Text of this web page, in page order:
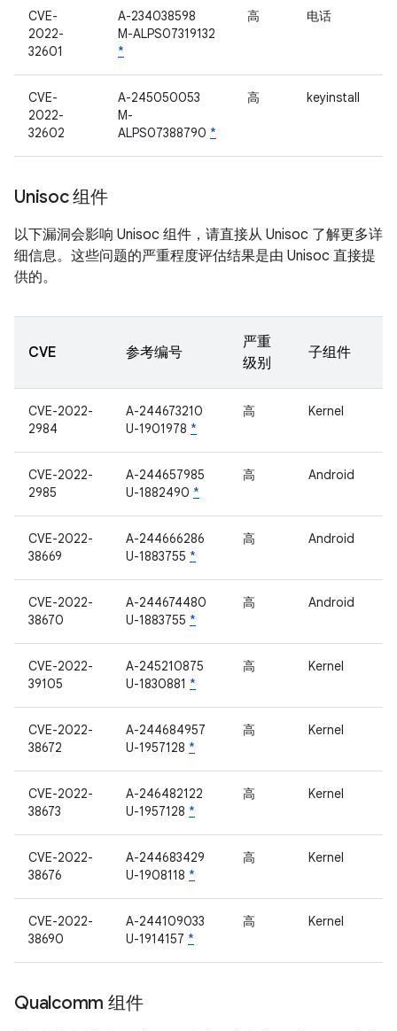
CVE-
2022-
32601
A-234038598
M-ALPS07319132
*
高 电话
CVE-
2022-
32602
A-245050053
M-
ALPS07388790 *
高 keyinstall
Unisoc 组件
以下漏洞会影响 Unisoc 组件，请直接从 Unisoc 了解更多详
细信息。这些问题的严重程度评估结果是由 Unisoc 直接提
供的。
CVE 参考编号
严重
级别
子组件
CVE-2022-
2984
A-244673210
U-1901978 *
高 Kernel
CVE-2022-
2985
A-244657985
U-1882490 *
高 Android
CVE-2022-
38669
A-244666286
U-1883755 *
高 Android
CVE-2022-
38670
A-244674480
U-1883755 *
高 Android
CVE-2022-
39105
A-245210875
U-1830881 *
高 Kernel
CVE-2022-
38672
A-244684957
U-1957128 *
高 Kernel
CVE-2022-
38673
A-246482122
U-1957128 *
高 Kernel
CVE-2022-
38676
A-244683429
U-1908118 *
高 Kernel
CVE-2022-
38690
A-244109033
U-1914157 *
高 Kernel
Qualcomm 组件